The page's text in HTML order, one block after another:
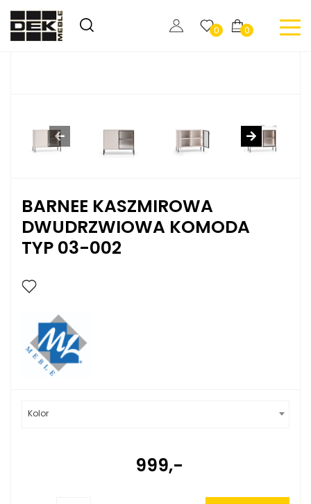
0 0
BARNEE KASZMIROWA
DWUDRZWIOWA KOMODA
TYP 03-002
Kolor
999,-